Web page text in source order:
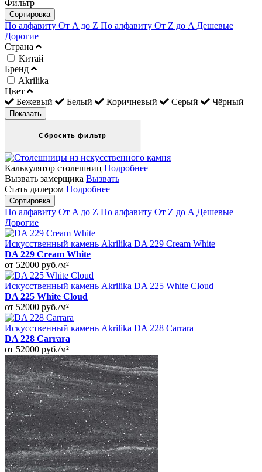
Фильтр
Сортировка
По алфавиту От A до Z По алфавиту От Z до A Дешевые
Дорогие
Страна
Китай
Бренд
Akrilika
Цвет
Бежевый
Белый Коричневый Серый Чёрный
Калькулятор столешниц Подробнее
Вызвать замерщика Вызвать
Стать дилером Подробнее
Сортировка
По алфавиту От A до Z По алфавиту От Z до A Дешевые
Дорогие
Искусственный камень Akrilika DA 229 Cream White
DA 229 Cream White
от 52000 руб./м²
Искусственный камень Akrilika DA 225 White Cloud
DA 225 White Cloud
от 52000 руб./м²
Искусственный камень Akrilika DA 228 Carrara
DA 228 Carrara
от 52000 руб./м²